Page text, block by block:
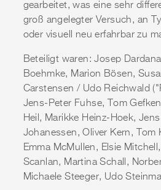
gearbeitet, was eine sehr
groß angelegter Versuch, an
oder visuell neu erfahrbar zu
Beteiligt waren: Josep
Boehmke, Marion Bösen,
Carstensen / Udo Reichwald
Jens-Peter Fuhse, Tom
Heil, Marikke Heinz-Hoek,
Johanessen, Oliver Kern,
Emma McMullen, Elsie
Scanlan, Martina Schall,
Michaele Steeger, Udo